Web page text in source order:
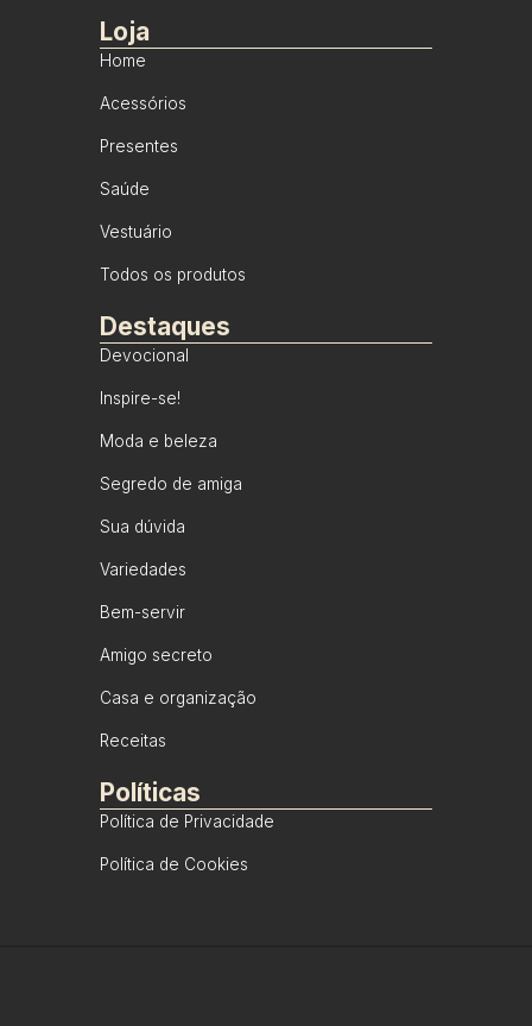
Loja
Home
Acessórios
Presentes
Saúde
Vestuário
Todos os produtos
Destaques
Devocional
Inspire-se!
Moda e beleza
Segredo de amiga
Sua dúvida
Variedades
Bem-servir
Amigo secreto
Casa e organização
Receitas
Políticas
Política de Privacidade
Política de Cookies